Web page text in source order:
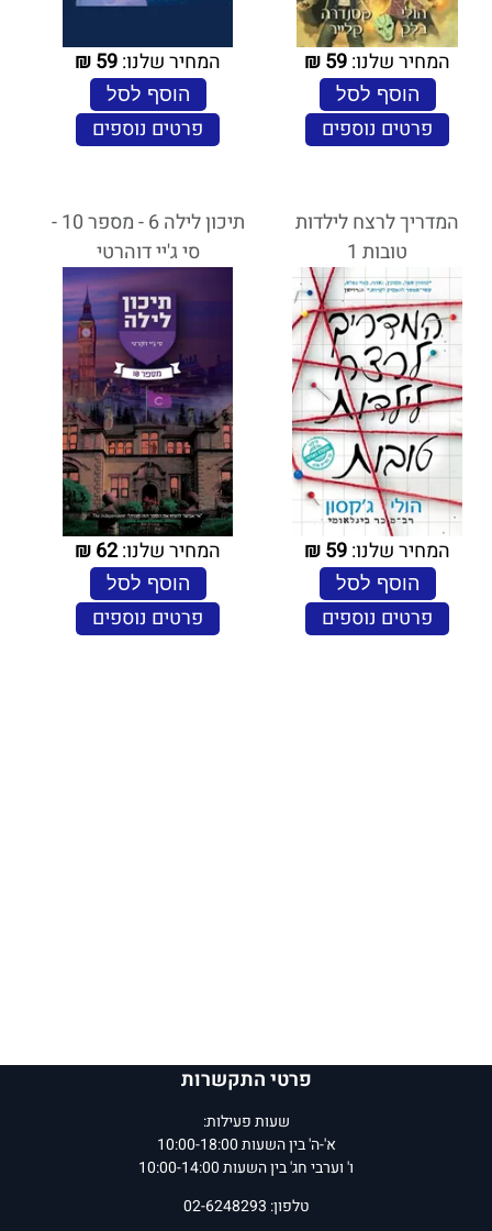
המחיר שלנו:59
₪
הוסף לסל
פרטים נוספים
המחיר שלנו:59
₪
הוסף לסל
פרטים נוספים
המדריך לרצח לילדות
טובות 1
המחיר שלנו:59
₪
הוסף לסל
פרטים נוספים
תיכון לילה 6 - מספר 10 -
סי ג'יי דוהרטי
המחיר שלנו:62
₪
הוסף לסל
פרטים נוספים
פרטי התקשרות
שעות פעילות:
א'-ה' בין השעות 10:00-18:00
ו' וערבי חג' בין השעות 10:00-14:00
טלפון: 02-6248293